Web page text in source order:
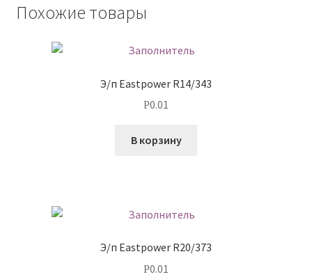
Оформление заказа
Политика конфиденциальности
Похожие товары
Э/п Eastpower R14/343
Р0.01
В корзину
Э/п Eastpower R20/373
Р0.01